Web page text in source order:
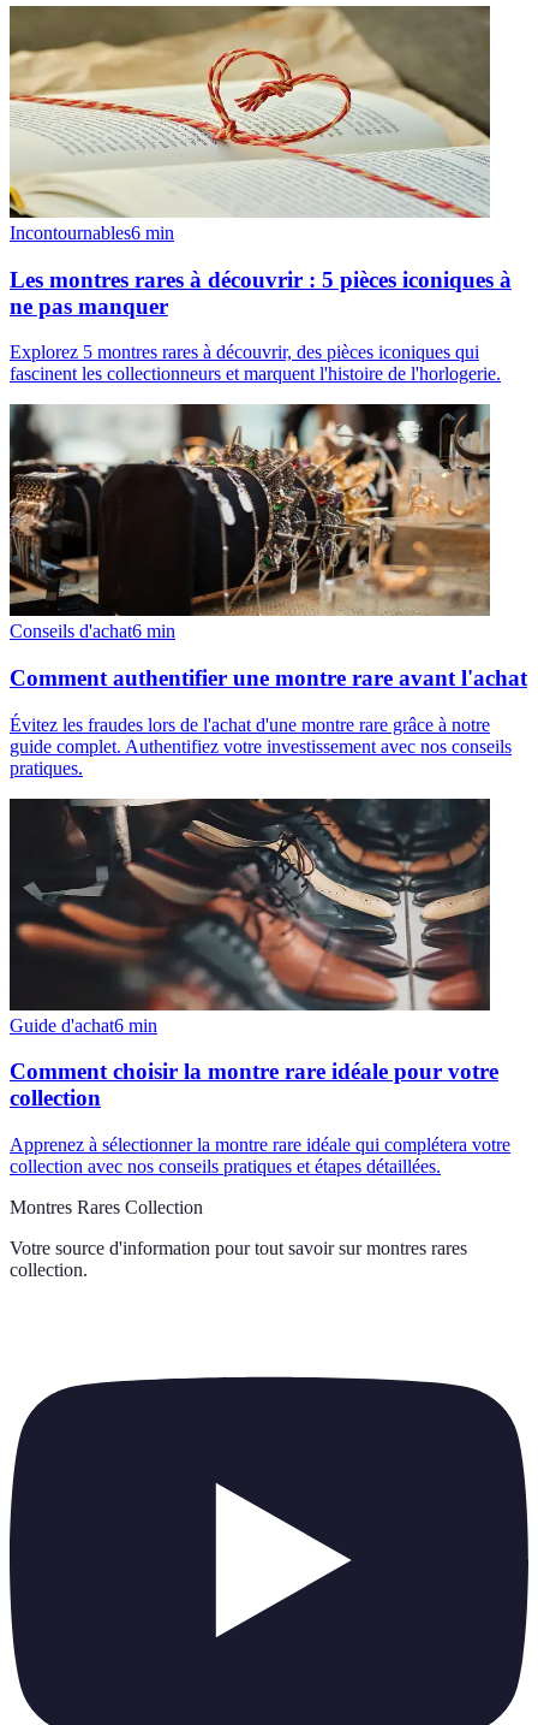
Incontournables6 min
Les montres rares à découvrir : 5 pièces iconiques à
ne pas manquer
Explorez 5 montres rares à découvrir, des pièces iconiques qui
fascinent les collectionneurs et marquent l'histoire de l'horlogerie.
Conseils d'achat6 min
Comment authentifier une montre rare avant l'achat
Évitez les fraudes lors de l'achat d'une montre rare grâce à notre
guide complet. Authentifiez votre investissement avec nos conseils
pratiques.
Guide d'achat6 min
Comment choisir la montre rare idéale pour votre
collection
Apprenez à sélectionner la montre rare idéale qui complétera votre
collection avec nos conseils pratiques et étapes détaillées.
Montres Rares Collection
Votre source d'information pour tout savoir sur montres rares
collection.